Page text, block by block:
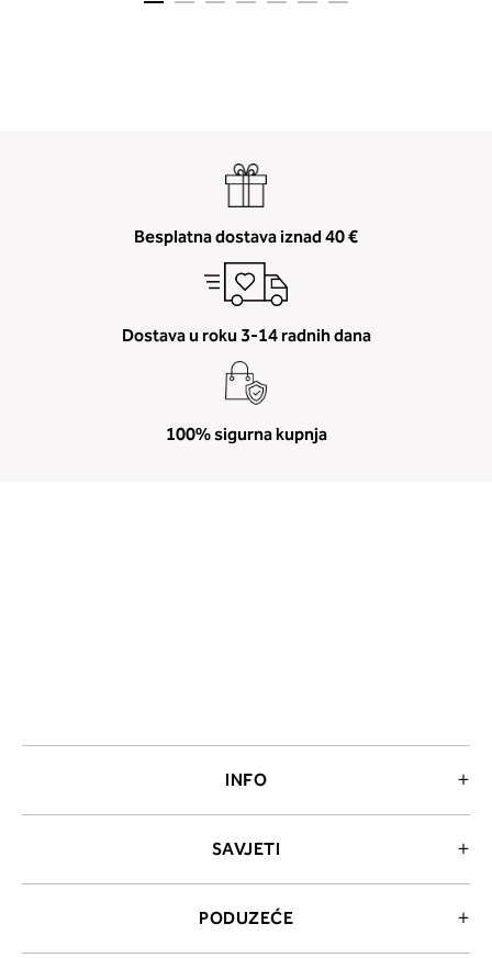
Besplatna dostava iznad 40 €
Dostava u roku 3-14 radnih dana
100% sigurna kupnja
INFO
SAVJETI
PODUZEĆE
2. Prsni obseg
položite čez hrbet v višini
izreza in čez prsi, v višini bradavic
vdolbine med prsmi. V razdelku 2.
boste prebrali, katera globina
ustreza vaši meri (A, B …) – iščite v
stolpcu, ki ste ga določili s
obsegom.